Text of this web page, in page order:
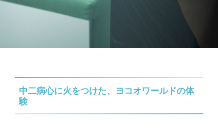
中二病心に火をつけた、ヨコオワールドの体
験